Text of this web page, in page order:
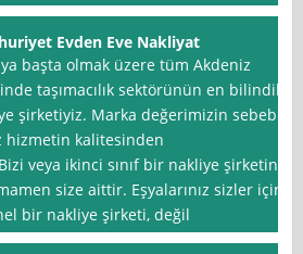
Evden Eve Nakliyat
başta olmak üzere tüm Akdeniz
taşımacılık sektörünün en bilindik
şirketiyiz. Marka değerimizin sebebi
hizmetin kalitesinden
veya ikinci sınıf bir nakliye şirketini
size aittir. Eşyalarınız sizler için
bir nakliye şirketi, değil